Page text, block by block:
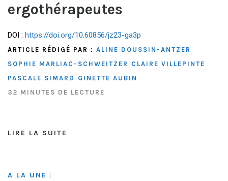
ergothérapeutes
DOI : https://doi.org/10.60856/jz23-ga3p
ARTICLE RÉDIGÉ PAR : ALINE DOUSSIN-ANTZER
SOPHIE MARLIAC-SCHWEITZER
CLAIRE VILLEPINTE
PASCALE SIMARD
GINETTE AUBIN
32 MINUTES DE LECTURE
LIRE LA SUITE
A LA UNE |